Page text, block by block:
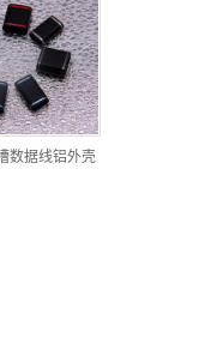
数据线铝外壳